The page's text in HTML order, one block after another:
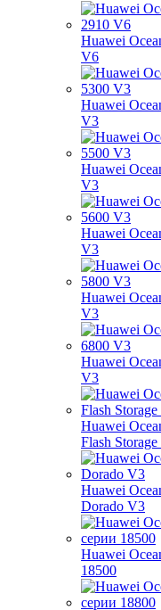
Huawei
V6
Huawei
V3
Huawei
V3
Huawei
V3
Huawei
V3
Huawei
V3
Huawei
Flash Storage
Huawei
Dorado V3
Huawei
18500